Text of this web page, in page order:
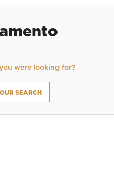
were looking for?
SEARCH